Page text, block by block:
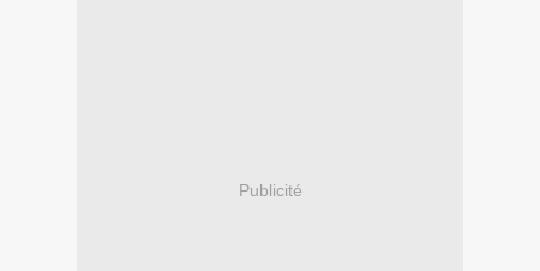
Publicité